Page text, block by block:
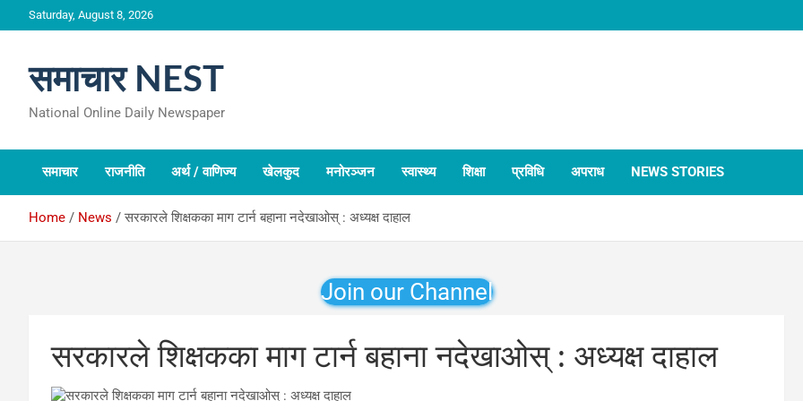
to
Saturday, August 8, 2026
समाचार NEST
National Online Daily Newspaper
समाचार राजनीति अर्थ / वाणिज्य खेलकुद मनोरञ्जन स्वास्थ्य शिक्षा प्रविधि अपराध NEWS STORIES
Home News सरकारले शिक्षकका माग टार्न बहाना नदेखाओस् : अध्यक्ष दाहाल
Join our Channel
सरकारले शिक्षकका माग टार्न बहाना नदेखाओस् : अध्यक्ष दाहाल